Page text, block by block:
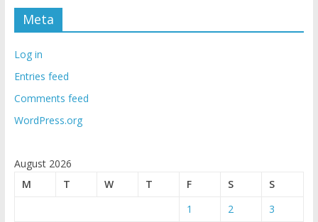
Meta
Log in
Entries feed
Comments feed
WordPress.org
August 2026
M
T W T F S
S
1
2
3